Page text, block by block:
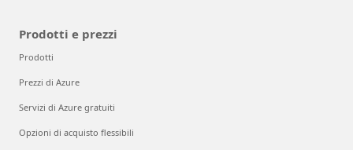
Prodotti e prezzi
Prodotti
Prezzi di Azure
Servizi di Azure gratuiti
Opzioni di acquisto flessibili